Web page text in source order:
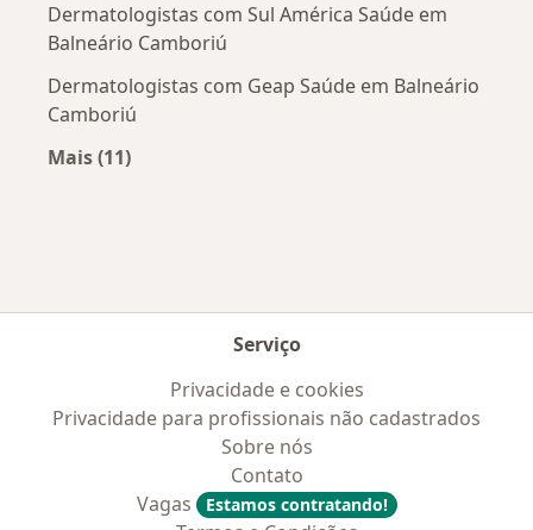
Dermatologistas com Sul América Saúde em
Balneário Camboriú
Dermatologistas com Geap Saúde em Balneário
Camboriú
Mais (11)
Serviço
Privacidade e cookies
Privacidade para profissionais não cadastrados
Sobre nós
Contato
Vagas
Estamos contratando!